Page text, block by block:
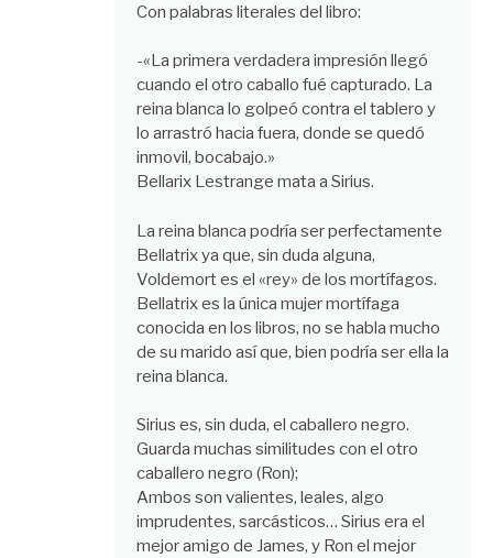
Con palabras literales del libro:
-«La primera verdadera impresión llegó
cuando el otro caballo fué capturado. La
reina blanca lo golpeó contra el tablero y
lo arrastró hacia fuera, donde se quedó
inmovil, bocabajo.»
Bellarix Lestrange mata a Sirius.
La reina blanca podría ser perfectamente
Bellatrix ya que, sin duda alguna,
Voldemort es el «rey» de los mortífagos.
Bellatrix es la única mujer mortífaga
conocida en los libros, no se habla mucho
de su marido así que, bien podría ser ella la
reina blanca.
Sirius es, sin duda, el caballero negro.
Guarda muchas similitudes con el otro
caballero negro (Ron);
Ambos son valientes, leales, algo
imprudentes, sarcásticos… Sirius era el
mejor amigo de James, y Ron el mejor